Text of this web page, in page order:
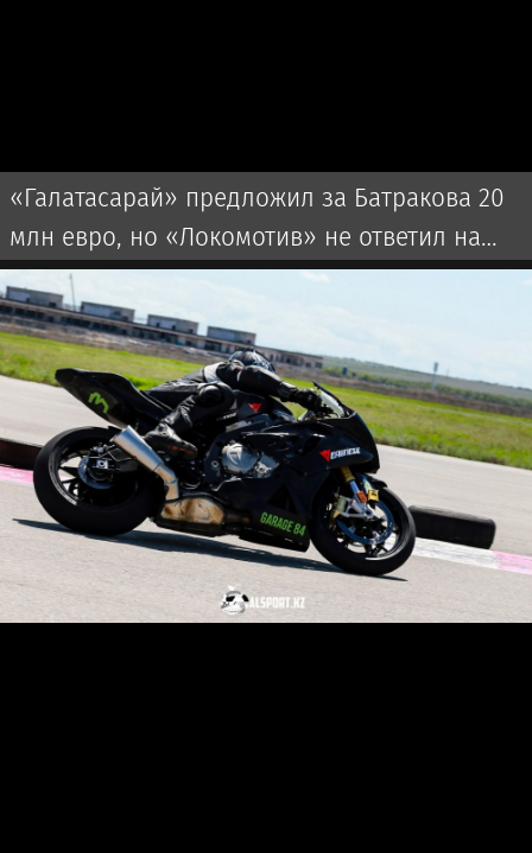
«Галатасарай» предложил за Батракова 20
млн евро, но «Локомотив» не ответил на
оффер